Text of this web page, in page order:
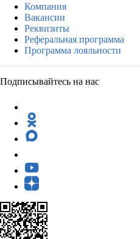
Компания
Вакансии
Реквизиты
Реферальная программа
Программа лояльности
Подписывайтесь на нас